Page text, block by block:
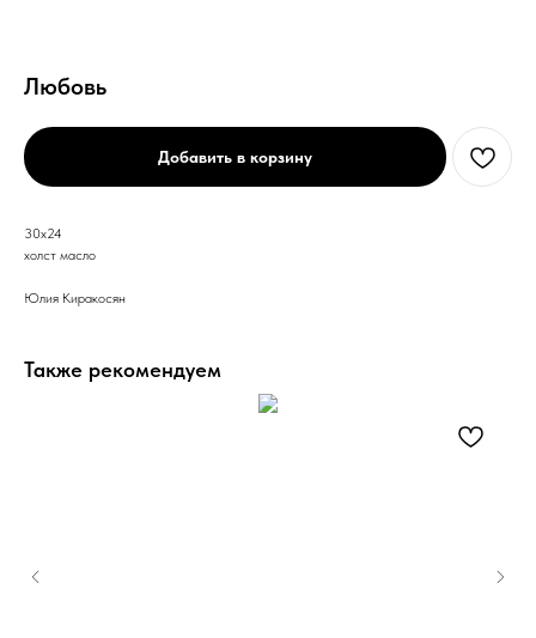
Любовь
Добавить в корзину
30х24
холст масло
Юлия Киракосян
Также рекомендуем